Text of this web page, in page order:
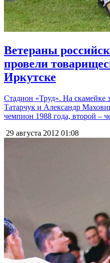
Ветераны
провели
Иркутске
Стадион «Труд». На скамейке
Татарчук и Александр
чемпион 1988 года, второй –
29 августа 2012 01:08